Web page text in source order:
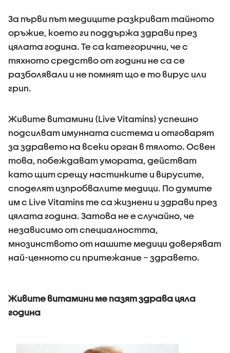
За първи път медиците разкриват тайното
оръжие, което ги поддържа здрави през
цялата година. Те са категорични, че с
тяхното средство от години не са се
разболявали и не помнят що е то вирус или
грип.
Живите витамини (Live Vitamins) успешно
подсилват имунната система и отговарят
за здравето на всеки орган в тялото. Освен
това, побеждават умората, действат
като щит срещу настинките и вирусите,
споделят изпробвалите медици. По думите
им с Live Vitamins те са жизнени и здрави през
цялата година. Затова не е случайно, че
независимо от специалността,
мнозинството от нашите медици доверяват
най-ценното си притежание – здравето.
Живите витамини ме пазят здрава цяла
година